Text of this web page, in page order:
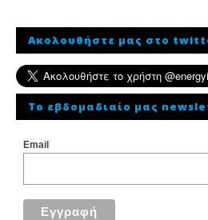
Ακολουθήστε μας στο
To εβδομαδιαίο μας
Email